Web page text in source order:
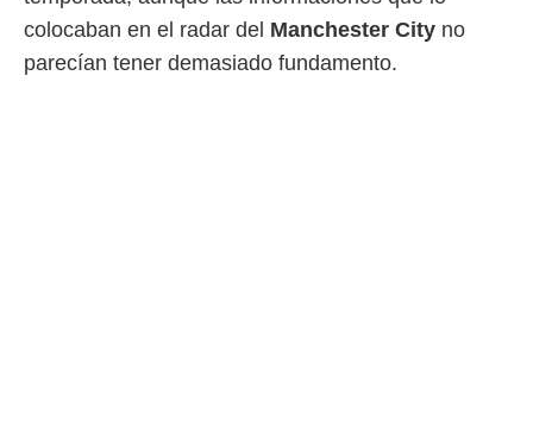
colocaban en el radar del Manchester City no
parecían tener demasiado fundamento.